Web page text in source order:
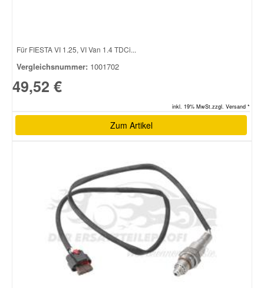
Für FIESTA VI 1.25, VI Van 1.4 TDCi...
Vergleichsnummer: 1001702
49,52 €
inkl. 19% MwSt.zzgl. Versand *
Zum Artikel